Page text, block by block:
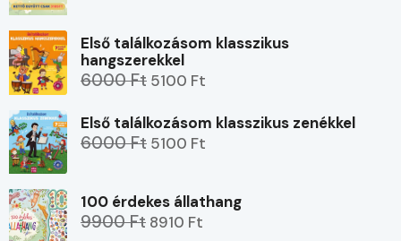
Első találkozásom klasszikus
hangszerekkel
6000 Ft 5100 Ft
Első találkozásom klasszikus zenékkel
6000 Ft 5100 Ft
100 érdekes állathang
9900 Ft 8910 Ft